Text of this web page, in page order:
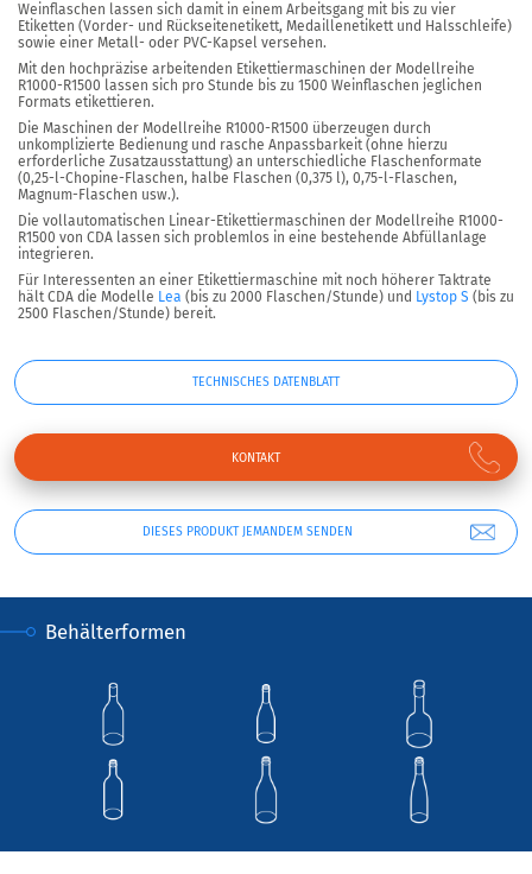
Weinflaschen lassen sich damit in einem Arbeitsgang mit bis zu vier
Etiketten (Vorder- und Rückseitenetikett, Medaillenetikett und Halsschleife)
sowie einer Metall- oder PVC-Kapsel versehen.
Mit den hochpräzise arbeitenden Etikettiermaschinen der Modellreihe
R1000-R1500 lassen sich pro Stunde bis zu 1500 Weinflaschen jeglichen
Formats etikettieren.
Die Maschinen der Modellreihe R1000-R1500 überzeugen durch
unkomplizierte Bedienung und rasche Anpassbarkeit (ohne hierzu
erforderliche Zusatzausstattung) an unterschiedliche Flaschenformate
(0,25-l-Chopine-Flaschen, halbe Flaschen (0,375 l), 0,75-l-Flaschen,
Magnum-Flaschen usw.).
Die vollautomatischen Linear-Etikettiermaschinen der Modellreihe R1000-
R1500 von CDA lassen sich problemlos in eine bestehende Abfüllanlage
integrieren.
Für Interessenten an einer Etikettiermaschine mit noch höherer Taktrate
hält CDA die Modelle Lea (bis zu 2000 Flaschen/Stunde) und Lystop S (bis zu
2500 Flaschen/Stunde) bereit.
DIESES PRODUKT JEMANDEM SENDEN
TECHNISCHES DATENBLATT
KONTAKT
Behälterformen